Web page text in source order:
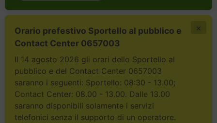
Orario prefestivo Sportello al pubblico e
Contact Center 0657003
Il 14 agosto 2026 gli orari dello Sportello al
pubblico e del Contact Center 0657003
saranno i seguenti: Sportello: 08:30 - 13.00;
Contact Center: 08.00 - 13.00. Dalle 13.00
saranno disponibili solamente i servizi
telefonici senza il supporto di un operatore.
×